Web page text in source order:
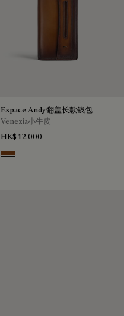
Espace Andy翻盖长款钱包
Venezia小牛皮
HK$ 12,000
Cacao Intenso